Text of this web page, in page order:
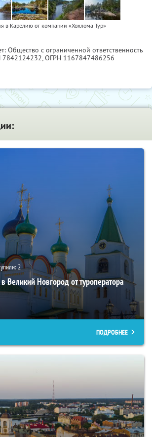
в Карелию от компании «Хохлома Тур»
Общество с ограниченной ответственность
, ОГРН 1167847486256
2
Великий Новгород от туроператора
ПОДРОБНЕЕ